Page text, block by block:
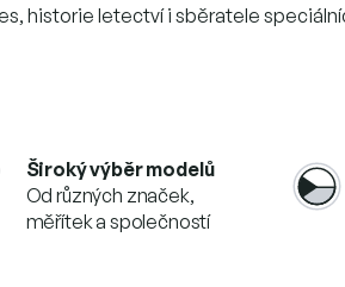
Široký výběr modelů
Od různých značek,
měřítek a společností
historie letectví i sběratele